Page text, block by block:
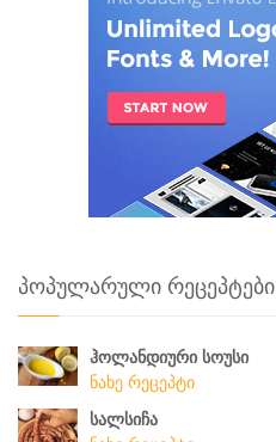
პოპულარული რეცეპტები
ჰოლანდიური სოუსი
ნახე რეცეპტი
სალსიჩა